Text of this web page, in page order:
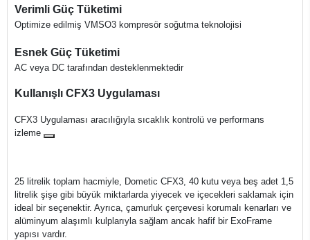
Verimli Güç Tüketimi
Optimize edilmiş VMSO3 kompresör soğutma teknolojisi
Esnek Güç Tüketimi
AC veya DC tarafından desteklenmektedir
Kullanışlı CFX3 Uygulaması
CFX3 Uygulaması aracılığıyla sıcaklık kontrolü ve performans
izleme
25 litrelik toplam hacmiyle, Dometic CFX3, 40 kutu veya beş adet 1,5
litrelik şişe gibi büyük miktarlarda yiyecek ve içecekleri saklamak için
ideal bir seçenektir. Ayrıca, çamurluk çerçevesi korumalı kenarları ve
alüminyum alaşımlı kulplarıyla sağlam ancak hafif bir ExoFrame
yapısı vardır.